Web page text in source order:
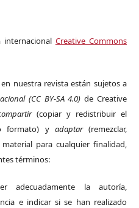
internacional Creative Commons
nuestra revista están sujetos a
(CC BY-SA 4.0) de Creative
(copiar y redistribuir el
formato) y adaptar(remezclar,
para cualquier finalidad,
términos:
adecuadamente la autoría,
e indicar si se han realizado